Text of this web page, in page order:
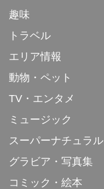
趣味
トラベル
エリア情報
動物・ペット
TV・エンタメ
ミュージック
スーパーナチュラル
グラビア・写真集
コミック・絵本